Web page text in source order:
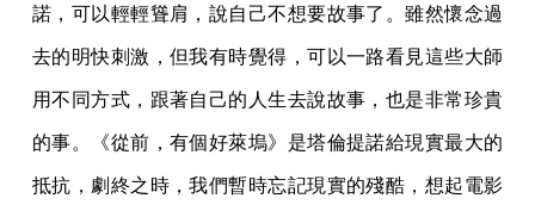
諾，可以輕輕聳肩，說自己不想要故事了。雖然懷念過
去的明快刺激，但我有時覺得，可以一路看見這些大師
用不同方式，跟著自己的人生去說故事，也是非常珍貴
的事。《從前，有個好萊塢》是塔倫提諾給現實最大的
抵抗，劇終之時，我們暫時忘記現實的殘酷，想起電影